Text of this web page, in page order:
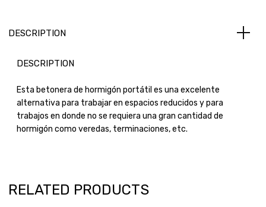
DESCRIPTION
DESCRIPTION
Esta betonera de hormigón portátil es una excelente
alternativa para trabajar en espacios reducidos y para
trabajos en donde no se requiera una gran cantidad de
hormigón como veredas, terminaciones, etc.
RELATED PRODUCTS